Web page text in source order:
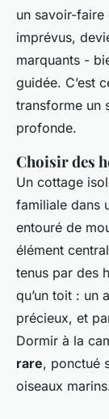
un savoir-faire
imprévus,
marquants -
guidée. C’est
transforme un
profonde.
Choisir des
Un cottage
familiale dans
entouré de
élément
tenus par des
qu’un toit : un
précieux, et
Dormir à la
rare, ponctué
oiseaux